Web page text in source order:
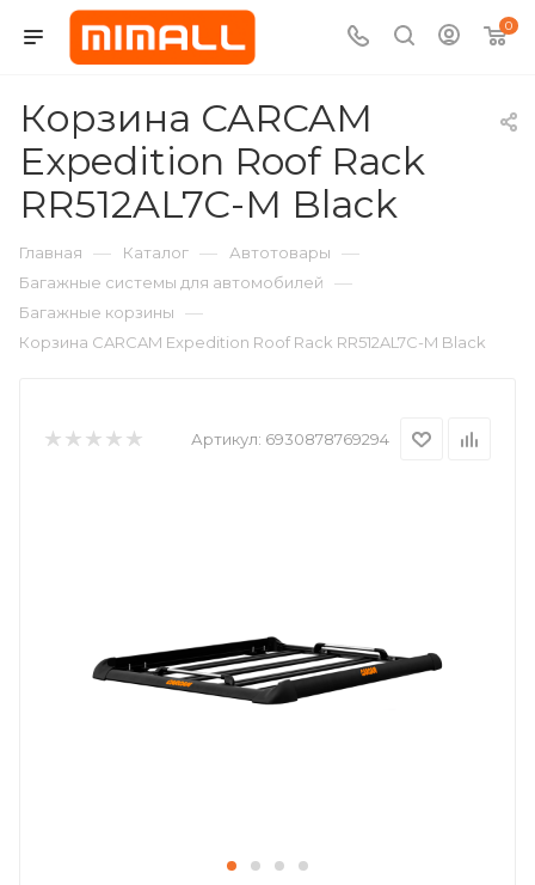
0
Корзина CARCAM
Expedition Roof Rack
RR512AL7C-M Black
Главная — Каталог — Автотовары —
Багажные системы для автомобилей —
Багажные корзины —
Корзина CARCAM Expedition Roof Rack RR512AL7C-M Black
Артикул: 6930878769294